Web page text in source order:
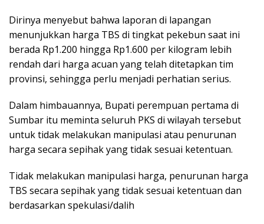
Dirinya menyebut bahwa laporan di lapangan
menunjukkan harga TBS di tingkat pekebun saat ini
berada Rp1.200 hingga Rp1.600 per kilogram lebih
rendah dari harga acuan yang telah ditetapkan tim
provinsi, sehingga perlu menjadi perhatian serius.
Dalam himbauannya, Bupati perempuan pertama di
Sumbar itu meminta seluruh PKS di wilayah tersebut
untuk tidak melakukan manipulasi atau penurunan
harga secara sepihak yang tidak sesuai ketentuan.
Tidak melakukan manipulasi harga, penurunan harga
TBS secara sepihak yang tidak sesuai ketentuan dan
berdasarkan spekulasi/dalih